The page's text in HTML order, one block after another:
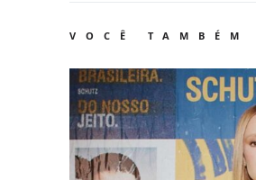
VOCÊ TAMBÉM